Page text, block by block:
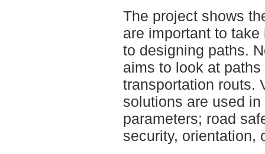
The project shows
are important to
to designing paths.
aims to look at
transportation routs.
solutions are used
parameters; road
security, orientation,